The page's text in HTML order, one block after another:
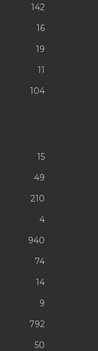
142
16
19
11
104
15
49
210
4
940
74
14
9
792
50